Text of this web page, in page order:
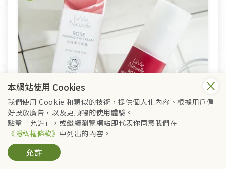
里仁
本網站使用 Cookies
我們使用 Cookie 和類似的技術，提供個人化內容、根據用戶偏
好投放廣告，以及更順暢的使用體驗。
點擊「允許」，或繼續瀏覽網站即代表你同意我們在
《隱私權條款》 中列出的內容。
允許